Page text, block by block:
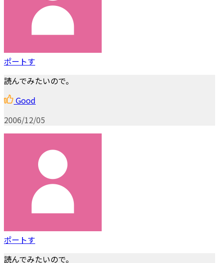
ポートす
読んでみたいので。
Good
2006/12/05
ポートす
読んでみたいので。